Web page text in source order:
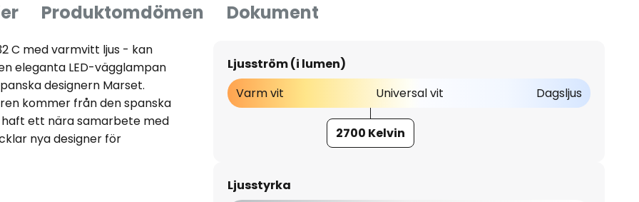
Produktomdömen Dokument
C med varmvitt ljus - kan
eleganta LED-vägglampan
designern Marset.
kommer från den spanska
haft ett nära samarbete med
nya designer för
Ginger 32 C har den
och estetiska kraven.
Ljusström (i lumen)
Varm vit
Universal vit Dagsljus
2700 Kelvin
Ljusstyrka